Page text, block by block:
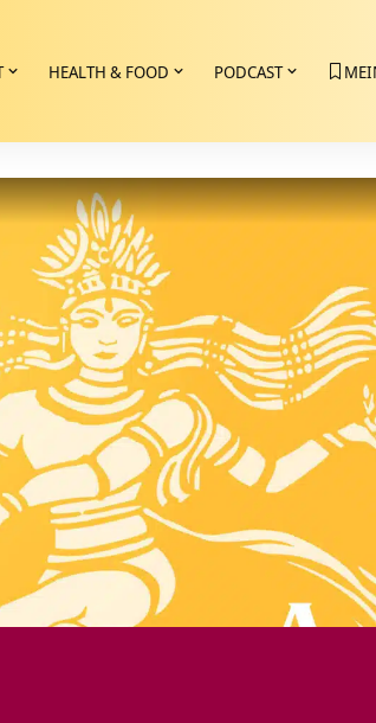
HEALTH & FOOD PODCAST